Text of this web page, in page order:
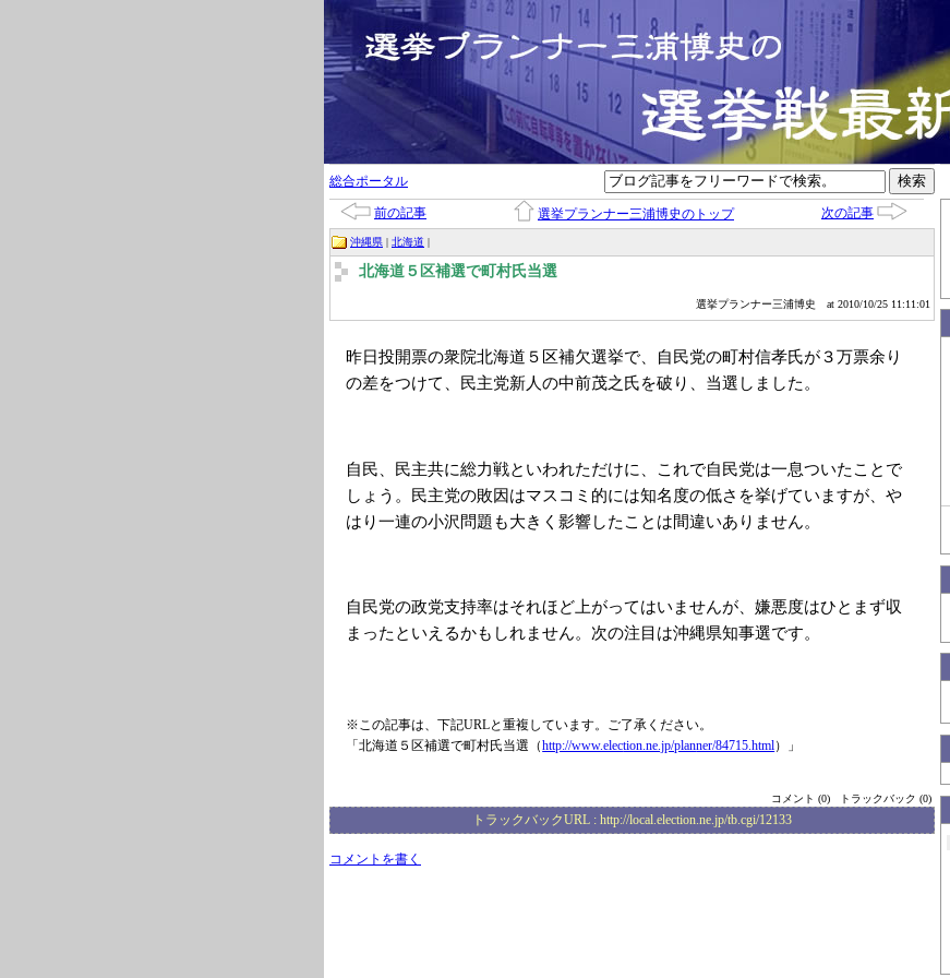
総合ポータル
前の記事 選挙プランナー三浦博史のトップ 次の記事
沖縄県 | 北海道 |
北海道５区補選で町村氏当選
選挙プランナー三浦博史 at 2010/10/25 11:11:01
昨日投開票の衆院北海道５区補欠選挙で、自民党の町村信孝氏が３万票余り
の差をつけて、民主党新人の中前茂之氏を破り、当選しました。
自民、民主共に総力戦といわれただけに、これで自民党は一息ついたことで
しょう。民主党の敗因はマスコミ的には知名度の低さを挙げていますが、や
はり一連の小沢問題も大きく影響したことは間違いありません。
自民党の政党支持率はそれほど上がってはいませんが、嫌悪度はひとまず収
まったといえるかもしれません。次の注目は沖縄県知事選です。
※この記事は、下記URLと重複しています。ご了承ください。
「北海道５区補選で町村氏当選（http://www.election.ne.jp/planner/84715.html）」
コメント (0) トラックバック (0)
トラックバックURL : http://local.election.ne.jp/tb.cgi/12133
コメントを書く